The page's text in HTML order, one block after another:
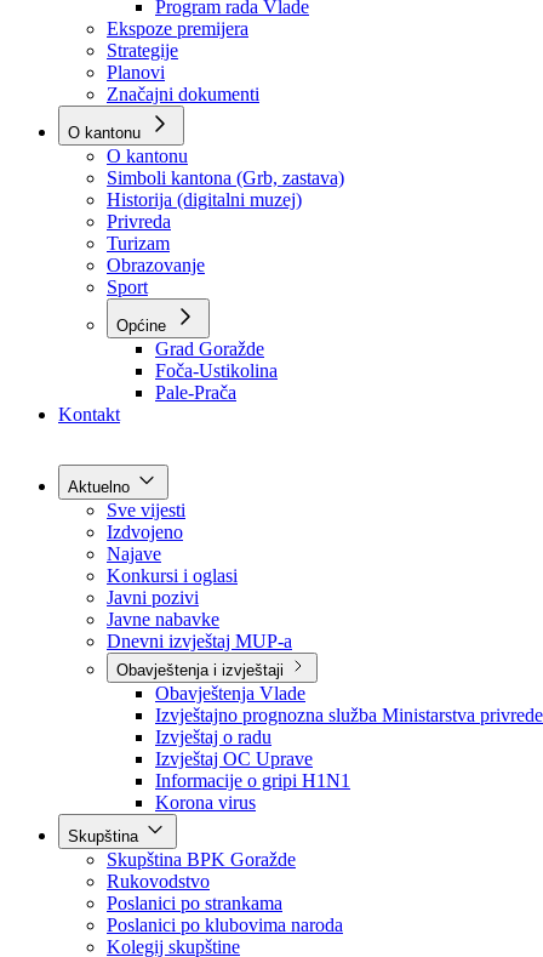
Vlada
Poslovnik
Program rada Vlade
Ekspoze premijera
Strategije
Planovi
Značajni dokumenti
O kantonu
O kantonu
Simboli kantona (Grb, zastava)
Historija (digitalni muzej)
Privreda
Turizam
Obrazovanje
Sport
Općine
Kontakt
Aktuelno
Sve vijesti
Izdvojeno
Najave
Konkursi i oglasi
Javni pozivi
Javne nabavke
Dnevni izvještaj MUP-a
Obavještenja i izvještaji
Obavještenja Vlade
Izvještajno prognozna služba Ministarstva privrede
Izvještaj o radu
Izvještaj OC Uprave
Informacije o gripi H1N1
Korona virus
Skupština
Skupština BPK Goražde
Rukovodstvo